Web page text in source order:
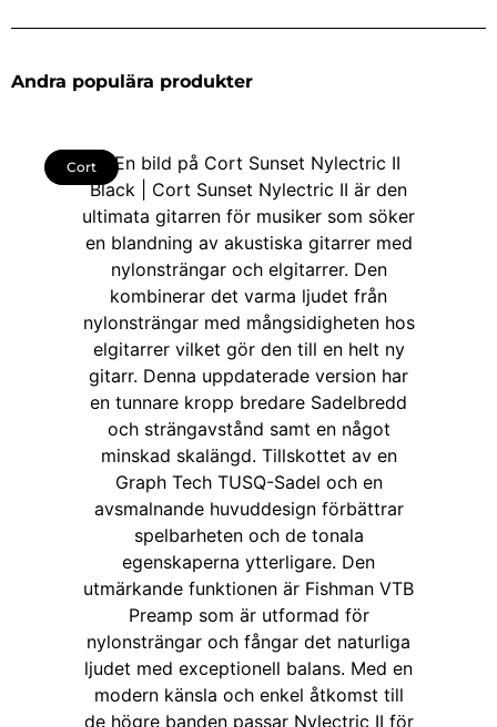
Andra populära produkter
Cort